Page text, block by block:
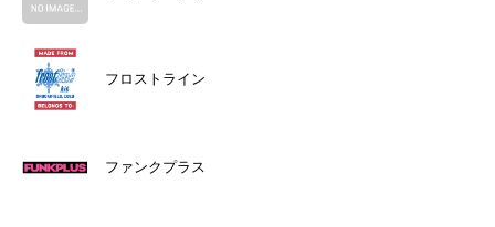
フロストライン
ファンクプラス